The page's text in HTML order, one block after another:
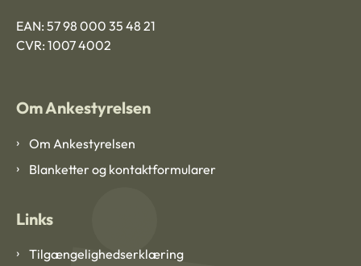
EAN: 57 98 000 35 48 21
CVR: 1007 4002
Om Ankestyrelsen
Om Ankestyrelsen
Blanketter og kontaktformularer
Links
Tilgængelighedserklæring